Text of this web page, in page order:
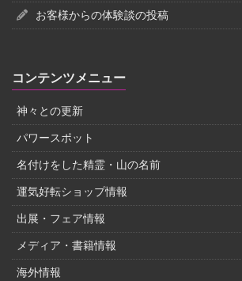
お客様からの体験談の投稿
コンテンツメニュー
神々との更新
パワースポット
名付けをした精霊・山の名前
運気好転ショップ情報
出展・フェア情報
メディア・書籍情報
海外情報